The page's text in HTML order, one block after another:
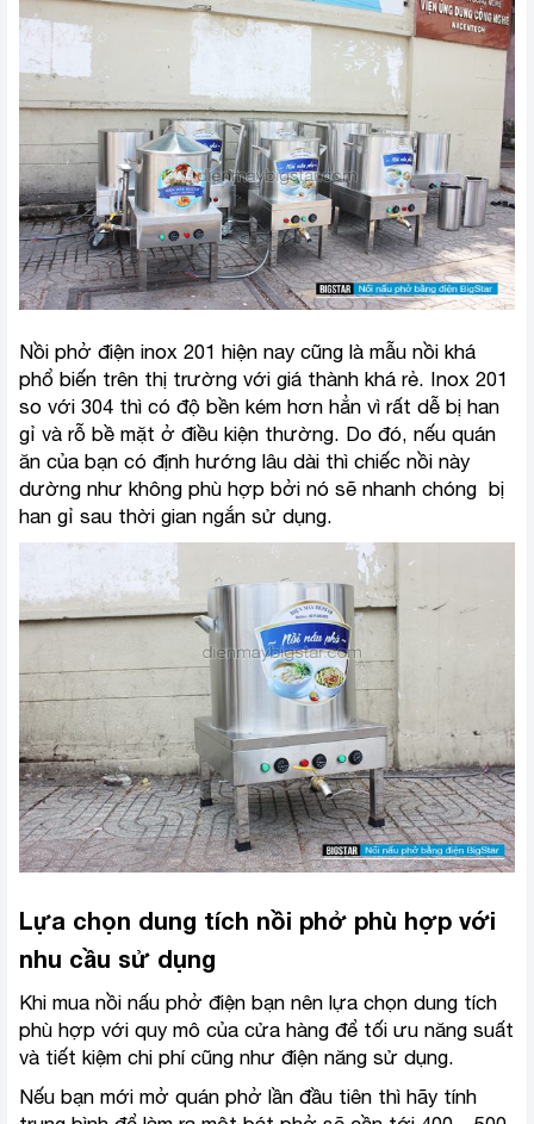
Nồi phở điện inox 201 hiện nay cũng là mẫu nồi khá
phổ biến trên thị trường với giá thành khá rẻ. Inox 201
so với 304 thì có độ bền kém hơn hẳn vì rất dễ bị han
gỉ và rỗ bề mặt ở điều kiện thường. Do đó, nếu quán
ăn của bạn có định hướng lâu dài thì chiếc nồi này
dường như không phù hợp bởi nó sẽ nhanh chóng bị
han gỉ sau thời gian ngắn sử dụng.
Lựa chọn dung tích nồi phở phù hợp với
nhu cầu sử dụng
Khi mua nồi nấu phở điện bạn nên lựa chọn dung tích
phù hợp với quy mô của cửa hàng để tối ưu năng suất
và tiết kiệm chi phí cũng như điện năng sử dụng.
Nếu bạn mới mở quán phở lần đầu tiên thì hãy tính